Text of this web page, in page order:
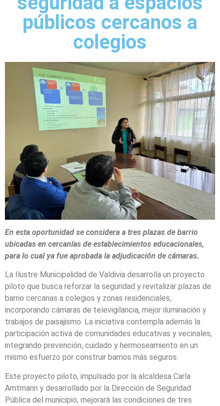
públicos cercanos a
colegios
En esta oportunidad se considera a tres plazas de barrio
ubicadas en cercanías de establecimientos educacionales,
para lo cual ya fue aprobada la adjudicación de cámaras.
La Ilustre Municipalidad de Valdivia desarrolla un proyecto
piloto que busca reforzar la seguridad y revitalizar plazas de
barrio cercanas a colegios y zonas residenciales,
incorporando cámaras de televigilancia, mejor iluminación y
trabajos de paisajismo. La iniciativa contempla además la
participación activa de comunidades educativas y vecinales,
integrando prevención, cuidado y hermoseamiento en un
mismo esfuerzo por construir barrios más seguros.
Este proyecto piloto, impulsado por la alcaldesa Carla
Amtmann y desarrollado por la Dirección de Seguridad
Pública del municipio, mejorará las condiciones de tres